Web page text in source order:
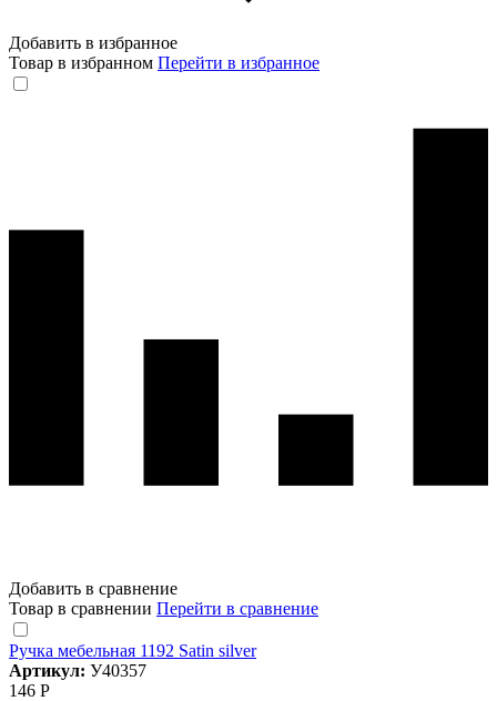
Добавить в избранное
Товар в избранном Перейти в избранное
Добавить в сравнение
Товар в сравнении Перейти в сравнение
Ручка мебельная 1192 Satin silver
Артикул: У40357
146 Р